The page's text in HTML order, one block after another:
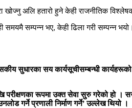
अलि हतारो हुने केही राजनीतिक
सम्पन्न भए, केही ढिला गरी सम्पन्न
सुधारका सय कार्यसूचीसम्बन्धी कार्यहरूको
परीक्षणका रूपमा उक्त सेवा सुरु गरेको हो ।
गर्ने प्रणाली निर्माण गर्ने’ उल्लेख थियो ।